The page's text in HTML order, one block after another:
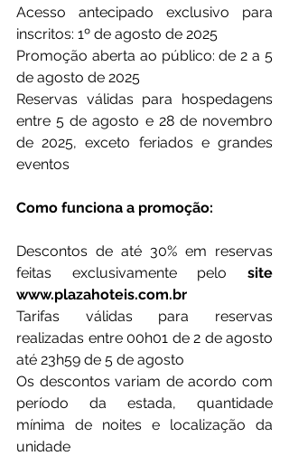
Acesso antecipado exclusivo para
inscritos: 1º de agosto de 2025
Promoção aberta ao público: de 2 a 5
de agosto de 2025
Reservas válidas para hospedagens
entre 5 de agosto e 28 de novembro
de 2025, exceto feriados e grandes
eventos
Como funciona a promoção:
Descontos de até 30% em reservas
feitas exclusivamente pelo
www.plazahoteis.com.br
Tarifas válidas para reservas
realizadas entre 00h01 de 2 de agosto
até 23h59 de 5 de agosto
Os descontos variam de acordo com
período da estada, quantidade
mínima de noites e localização da
unidade